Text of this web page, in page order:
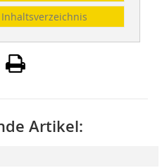
Inhaltsverzeichnis
Artikel: